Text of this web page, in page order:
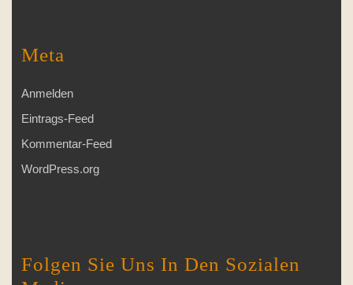
Meta
Anmelden
Eintrags-Feed
Kommentar-Feed
WordPress.org
Folgen Sie Uns In Den Sozialen